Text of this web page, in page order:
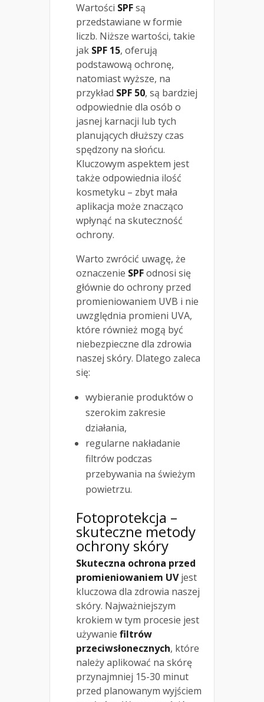
Wartości SPFsą
przedstawiane w formie
liczb. Niższe wartości, takie
jak SPF 15, oferują
podstawową ochronę,
natomiast wyższe, na
przykład SPF 50, są bardziej
odpowiednie dla osób o
jasnej karnacji lub tych
planujących dłuższy czas
spędzony na słońcu.
Kluczowym aspektem jest
także odpowiednia ilość
kosmetyku – zbyt mała
aplikacja może znacząco
wpłynąć na skuteczność
ochrony.
Warto zwrócić uwagę, że
oznaczenie SPFodnosi się
głównie do ochrony przed
promieniowaniem UVB i nie
uwzględnia promieni UVA,
które również mogą być
niebezpieczne dla zdrowia
naszej skóry. Dlatego zaleca
się:
wybieranie produktów o
szerokim zakresie
działania,
regularne nakładanie
filtrów podczas
przebywania na świeżym
powietrzu.
Fotoprotekcja –
skuteczne metody
ochrony skóry
Skuteczna ochrona przed
promieniowaniem UVjest
kluczowa dla zdrowia naszej
skóry. Najważniejszym
krokiem w tym procesie jest
używanie filtrów
przeciwsłonecznych, które
należy aplikować na skórę
przynajmniej 15-30 minut
przed planowanym wyjściem